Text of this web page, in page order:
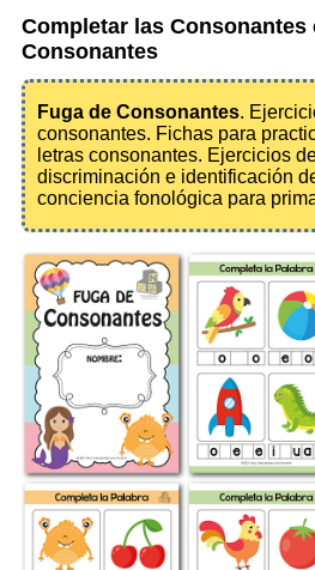
Completar las Consonantes
Consonantes
Fuga de Consonantes.
consonantes. Fichas para
letras consonantes. Ejercicios
discriminación e identificación
conciencia fonológica para